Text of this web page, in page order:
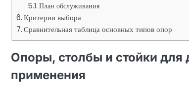
План обслуживания
Критерии выбора
Сравнительная таблица основных типов опор
Опоры, столбы и стойки для
применения